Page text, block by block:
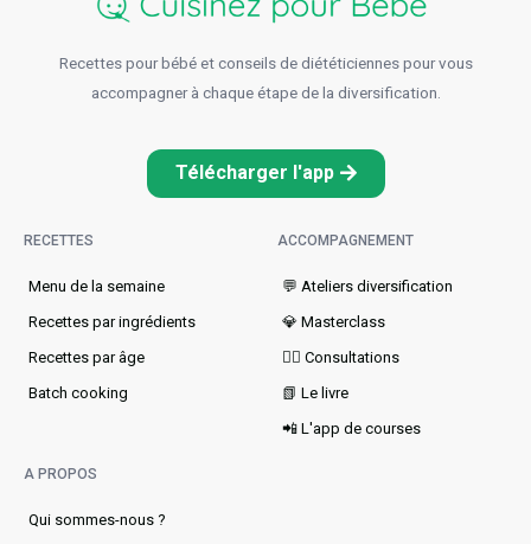
Recettes pour bébé et conseils de diététiciennes pour vous
accompagner à chaque étape de la diversification.
Télécharger l'app
RECETTES
Menu de la semaine​
Recettes par ingrédients
Recettes par âge
Batch cooking
ACCOMPAGNEMENT
💬 Ateliers diversification
💎 Masterclass
👩‍⚕️ Consultations
📗 Le livre
📲 L'app de courses
A PROPOS
Qui sommes-nous ?